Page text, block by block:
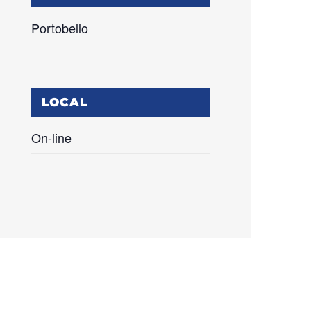
Portobello
LOCAL
On-line